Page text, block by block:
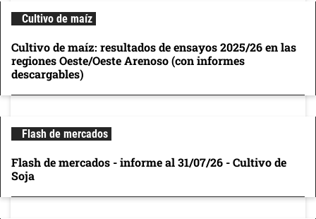
Cultivo de maíz
Cultivo de maíz: resultados de ensayos 2025/26 en las
regiones Oeste/Oeste Arenoso (con informes
descargables)
Flash de mercados
Flash de mercados - informe al 31/07/26 - Cultivo de
Soja